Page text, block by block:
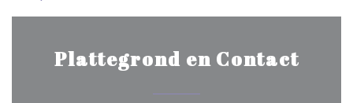
Plattegrond en Contact